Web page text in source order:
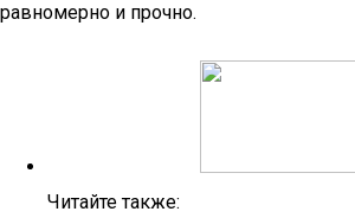
равномерно и прочно.
Читайте также: